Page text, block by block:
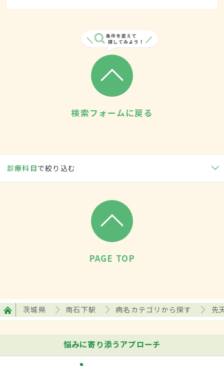
検索フォームに戻る
診療科目で絞り込む
PAGE TOP
茨城県 南石下駅 病名カテゴリから探す 先
悩みに寄り添うアプローチ